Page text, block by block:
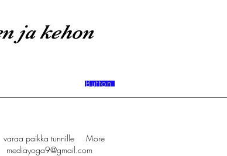
ja kehon
Button
varaa paikka tunnille More
mediayoga9@gmail.com